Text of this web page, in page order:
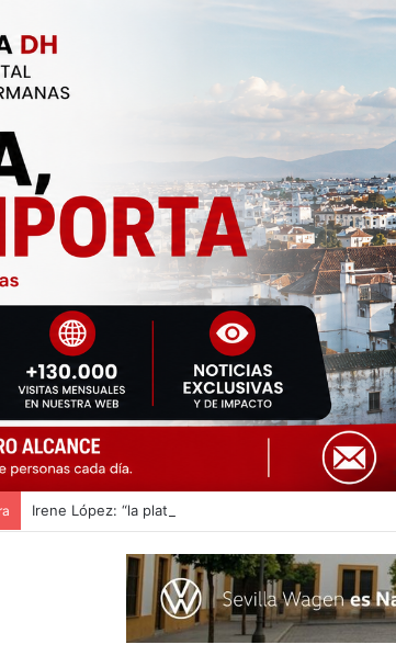
Irene López: “la plata mundial ha sido un sueño